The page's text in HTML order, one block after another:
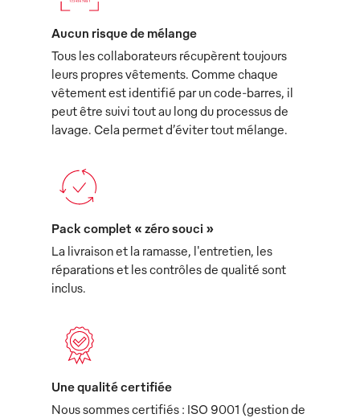
Aucun risque de mélange
Tous les collaborateurs récupèrent toujours
leurs propres vêtements. Comme chaque
vêtement est identifié par un code-barres, il
peut être suivi tout au long du processus de
lavage. Cela permet d’éviter tout mélange.
Pack complet « zéro souci »
La livraison et la ramasse, l'entretien, les
réparations et les contrôles de qualité sont
inclus.
Une qualité certifiée
Nous sommes certifiés : ISO 9001 (gestion de